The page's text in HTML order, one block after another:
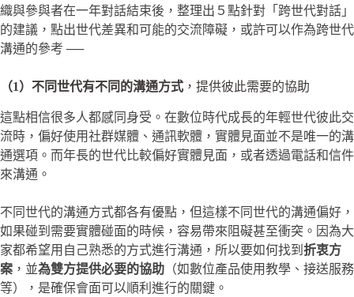
織與參與者在一年對話結束後，整理出５點針對「跨世代對話」
的建議，點出世代差異和可能的交流障礙，或許可以作為跨世代
溝通的參考 ──
（1）不同世代有不同的溝通方式 ，提供彼此需要的協助
這點相信很多人都感同身受。在數位時代成長的年輕世代彼此交
流時，偏好使用社群媒體、通訊軟體，實體見面並不是唯一的溝
通選項。而年長的世代比較偏好實體見面，或者透過電話和信件
來溝通。
不同世代的溝通方式都各有優點，但這樣不同世代的溝通偏好，
如果碰到需要實體碰面的時候，容易帶來阻礙甚至衝突。因為大
家都希望用自己熟悉的方式進行溝通，所以要如何找到 折衷方
案 ，並為雙方提供必要的協助 （如數位產品使用教學、接送服務
等），是確保會面可以順利進行的關鍵。